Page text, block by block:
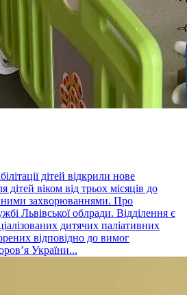
дітей відкрили нове
дітей віком від трьох місяців до
захворюваннями. Про
Львівської облради. Відділення є
дитячих паліативних
відповідно до вимог
України...